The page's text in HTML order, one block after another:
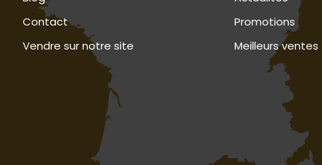
Contact
Vendre sur notre site
Promotions
Meilleurs ventes